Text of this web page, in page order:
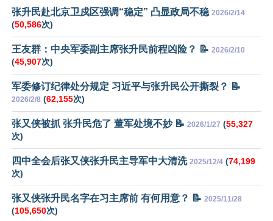
张升民赴北京卫戍区强调“稳定” 凸显政局不稳 2026/2/14
(50,586次)
王友群：中央军委副主席张升民前程凶险？ 📝 2026/2/10
(45,907次)
军委修订纪律处分规定 习近平与张升民公开撕裂？ 📝
2026/2/8 (62,155次)
张又侠被抓 张升民危了 董军处境不妙 📝 2026/1/27 (55,327
次)
四中全会后张又侠张升民主导军中大清洗 2025/12/4 (74,199
次)
张又侠张升民名字在习主席前 有何用意？ 📝 2025/11/28
(105,650次)